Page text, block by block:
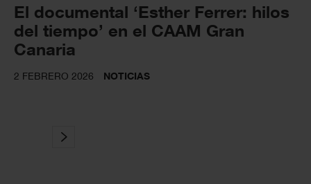
El documental ‘Esther Ferrer: hilos
del tiempo’ en el CAAM Gran
Canaria
2 FEBRERO 2026 NOTICIAS